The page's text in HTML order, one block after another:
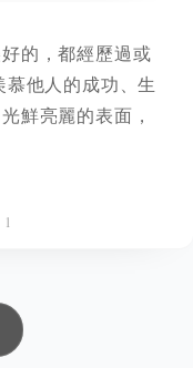
的，都經歷過或
他人的成功、生
鮮亮麗的表面，
1